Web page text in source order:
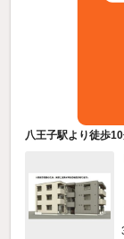
八王子駅より徒歩